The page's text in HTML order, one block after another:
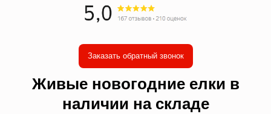
Заказать обратный звонок
Живые новогодние елки в
наличии на складе